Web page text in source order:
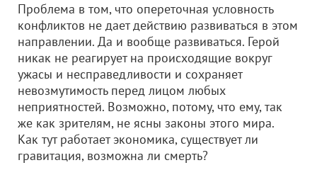
Проблема в том, что опереточная условность
конфликтов не дает действию развиваться в этом
направлении. Да и вообще развиваться. Герой
никак не реагирует на происходящие вокруг
ужасы и несправедливости и сохраняет
невозмутимость перед лицом любых
неприятностей. Возможно, потому, что ему, так
же как зрителям, не ясны законы этого мира.
Как тут работает экономика, существует ли
гравитация, возможна ли смерть?